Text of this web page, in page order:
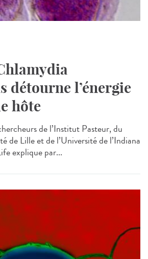
détourne l’énergie
hôte
de l’Institut Pasteur, du
de Lille et de l’Université de l’Indiana
explique par...